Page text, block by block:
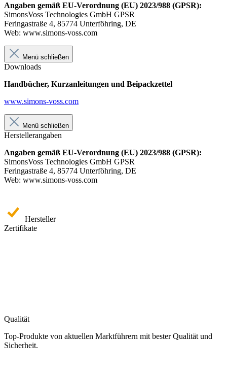
Angaben gemäß EU-Verordnung (EU) 2023/988 (GPSR):
SimonsVoss Technologies GmbH GPSR
Feringastraße 4, 85774 Unterföhring, DE
Web: www.simons-voss.com
Menü schließen
Downloads
Handbücher, Kurzanleitungen und Beipackzettel
www.simons-voss.com
Menü schließen
Herstellerangaben
Angaben gemäß EU-Verordnung (EU) 2023/988 (GPSR):
SimonsVoss Technologies GmbH GPSR
Feringastraße 4, 85774 Unterföhring, DE
Web: www.simons-voss.com
Hersteller
Zertifikate
Qualität
Top-Produkte von aktuellen Marktführern mit bester Qualität und
Sicherheit.